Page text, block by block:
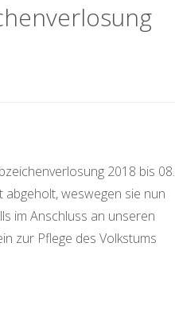
2018 bis 08.
weswegen sie nun
im Anschluss an unseren
zur Pflege des Volkstums